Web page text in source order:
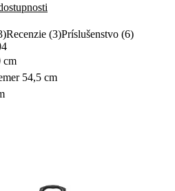
Recenzie (3)Príslušenstvo (6)
cm
54,5 cm